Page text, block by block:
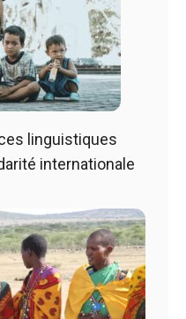
linguistiques
internationale